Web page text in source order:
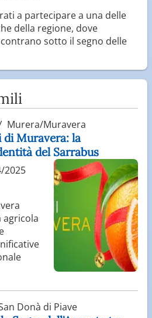
a partecipare a una delle
della regione, dove
sotto il segno delle
Murera/Muravera
di Muravera: la
del Sarrabus
2025
agricola
Donà di Piave